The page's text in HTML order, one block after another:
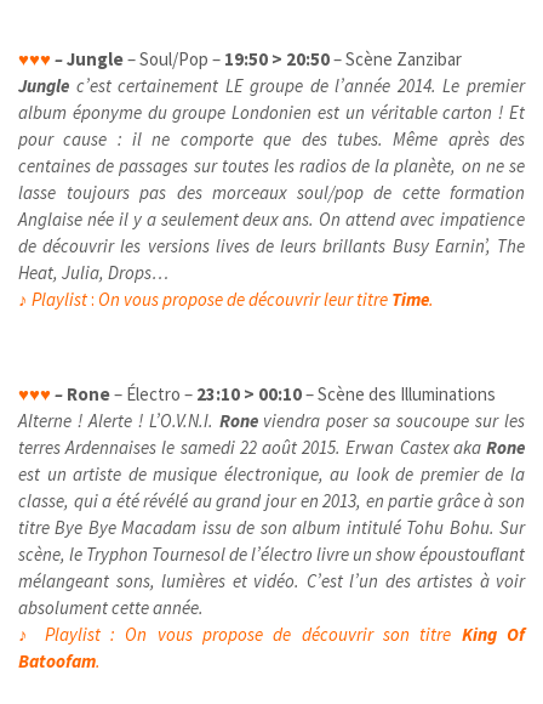
♥♥♥–Jungle– Soul/Pop – 19:50 > 20:50– Scène Zanzibar
Jungle c’est certainement LE groupe de l’année 2014. Le premier
album éponyme du groupe Londonien est un véritable carton ! Et
pour cause : il ne comporte que des tubes. Même après des
centaines de passages sur toutes les radios de la planète, on ne se
lasse toujours pas des morceaux soul/pop de cette formation
Anglaise née il y a seulement deux ans. On attend avec impatience
de découvrir les versions lives de leurs brillants Busy Earnin’, The
Heat, Julia, Drops…
♪ Playlist: On vous propose de découvrir leur titre Time.
♥♥♥– Rone– Électro – 23:10 > 00:10– Scène des Illuminations
Alterne ! Alerte ! L’O.V.N.I. Roneviendra poser sa soucoupe sur les
terres Ardennaises le samedi 22 août 2015.Erwan CastexakaRone
est un artiste de musique électronique, au look de premier de la
classe, qui a été révélé au grand jour en 2013, en partie grâce à son
titre Bye Bye Macadam issu de son album intitulé Tohu Bohu. Sur
scène, le Tryphon Tournesol de l’électro livre un show époustouflant
mélangeant sons, lumières et vidéo. C’est l’un des artistes à voir
absolument cette année.
♪ Playlist : On vous propose de découvrir son titre King Of
Batoofam.